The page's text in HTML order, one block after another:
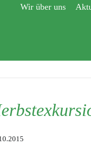
überspringen
Wir über uns
Beitragsordnung